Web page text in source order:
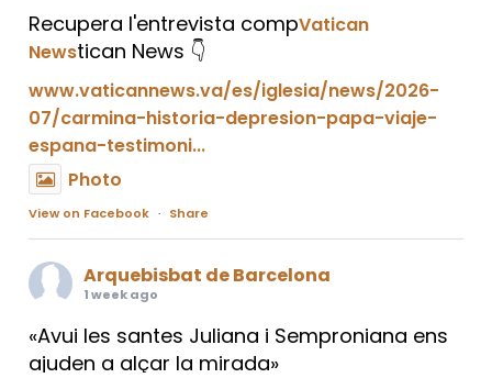
Recupera l'entrevista compVatican
Newstican News 👇
www.vaticannews.va/es/iglesia/news/2026-
07/carmina-historia-depresion-papa-viaje-
espana-testimoni...
Photo
View on Facebook · Share
Arquebisbat de Barcelona
1 week ago
«Avui les santes Juliana i Semproniana ens
ajuden a alçar la mirada»